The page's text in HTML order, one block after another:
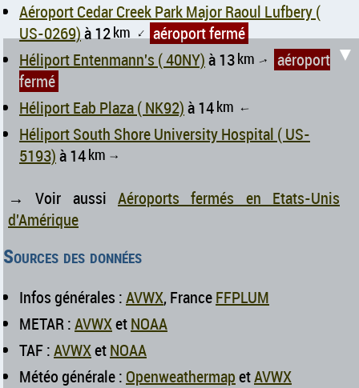
Aéroport Cedar Creek Park Major Raoul Lufbery (
US-0269)à 12km↑ aéroport fermé
Héliport Entenmann's ( 40NY)à 13km ↑
aéroport
fermé
Héliport Eab Plaza ( NK92)à 14km ↑
Héliport South Shore University Hospital ( US-
5193)à 14km ↑
→ Voir aussi Aéroports fermés en Etats-Unis
d'Amérique
Sources des données
Infos générales :AVWX, FranceFFPLUM
METAR :AVWXetNOAA
TAF :AVWXetNOAA
Météo générale : OpenweathermapetAVWX
▼